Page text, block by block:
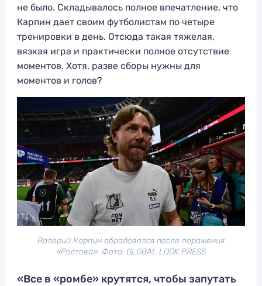
не было. Складывалось полное впечатление, что
Карпин дает своим футболистам по четыре
тренировки в день. Отсюда такая тяжелая,
вязкая игра и практически полное отсутствие
моментов. Хотя, разве сборы нужны для
моментов и голов?
Валерий Карпин обрадовался после поражения
«Ростова». Фото: GLOBAL LOOK PRESS
«Все в «ромбе» крутятся, чтобы запутать